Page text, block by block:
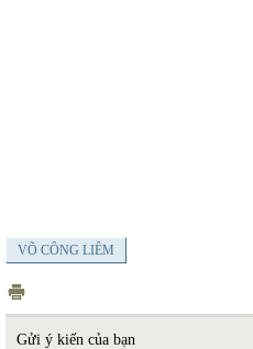
VÕ CÔNG LIÊM
Gửi ý kiến của bạn